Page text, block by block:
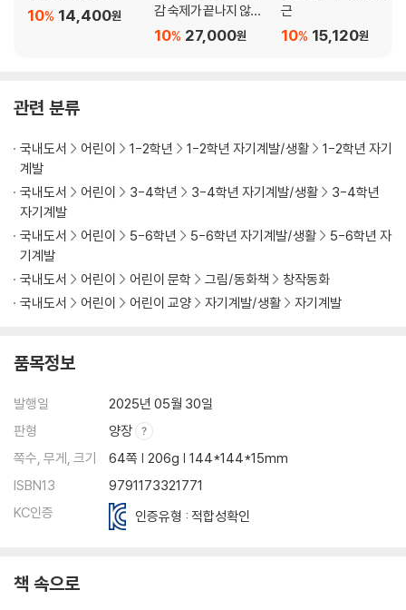
14,400원
10%
감 숙제가 끝나지 않아
세트 27,000원
10%
근
15,120원
10%
관련 분류
국내도서 어린이 1-2학년 1-2학년 자기계발/생활
1-2학년 자기
계발
국내도서
어린이 3-4학년 3-4학년 자기계발/생활
3-4학년
자기계발
국내도서
어린이 5-6학년 5-6학년 자기계발/생활
5-6학년 자
기계발
국내도서
어린이 어린이 문학 그림/동화책
창작동화
국내도서
어린이 어린이 교양 자기계발/생활 자기계발
품목정보
발행일
2025년 05월 30일
판형
양장
쪽수, 무게, 크기
64쪽 | 206g | 144*144*15mm
ISBN13
9791173321771
KC인증
인증유형 : 적합성확인
책 속으로